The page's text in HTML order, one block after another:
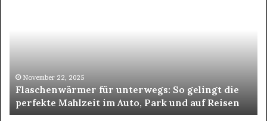
Mahlzeit
im
Auto,
Park
November 22, 2025
Flaschenwärmer für unterwegs: So gelingt die
perfekte Mahlzeit im Auto, Park und auf Reisen